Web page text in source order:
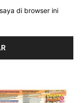
di browser ini